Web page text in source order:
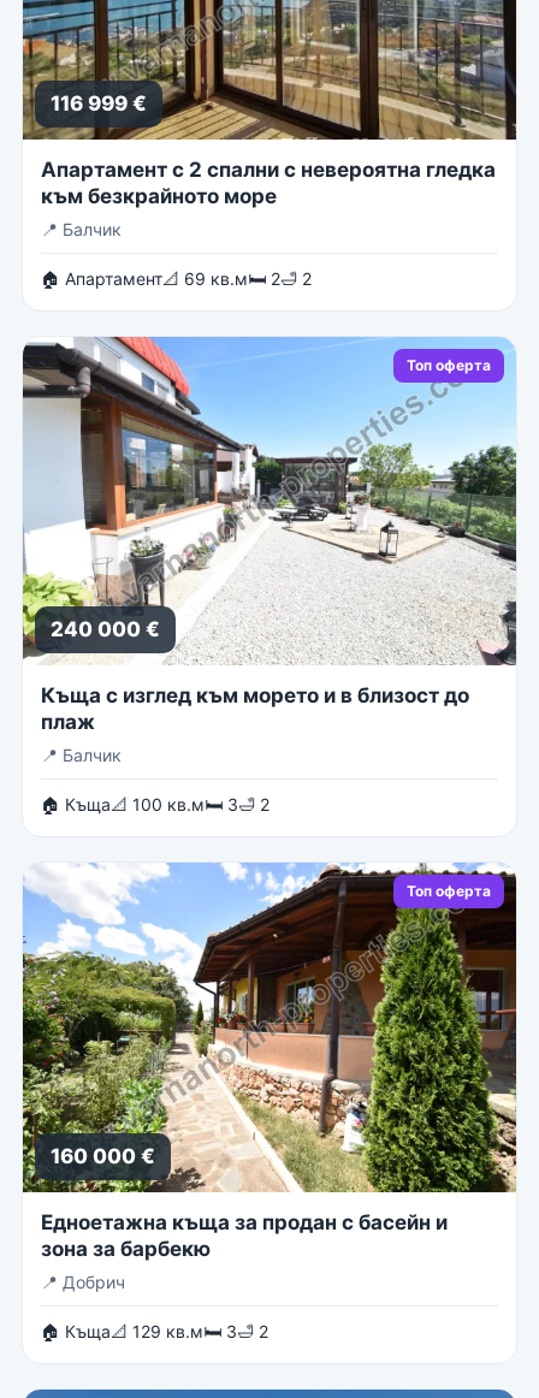
116 999 €
Апартамент с 2 спални с невероятна гледка
към безкрайното море
📍 Балчик
🏠 Апартамент📐 69 кв.м🛏 2🛁 2
Топ оферта
240 000 €
Къща с изглед към морето и в близост до
плаж
📍 Балчик
🏠 Къща📐 100 кв.м🛏 3🛁 2
Топ оферта
160 000 €
Едноетажна къща за продан с басейн и
зона за барбекю
📍 Добрич
🏠 Къща📐 129 кв.м🛏 3🛁 2